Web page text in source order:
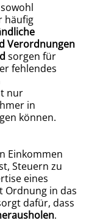
häufig
Verordnungen
sorgen für
fehlendes
nur
in
können.
Einkommen
Steuern zu
eines
Ordnung in das
dafür, dass
.